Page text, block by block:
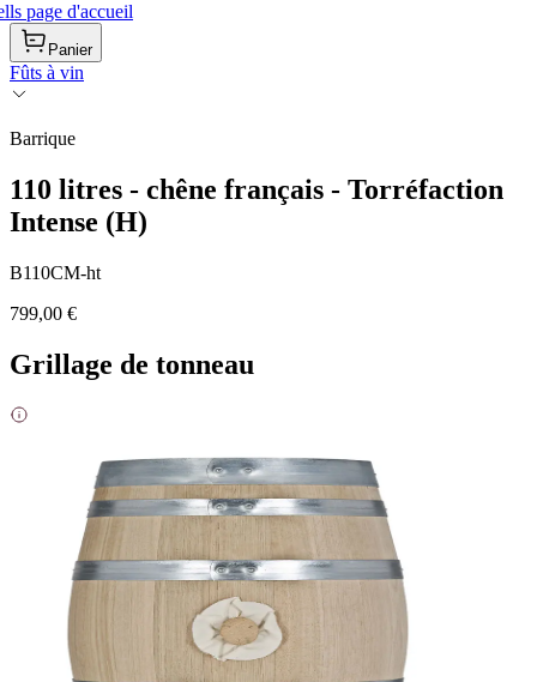
page d'accueil
Panier
Fûts à vin
Barrique
110 litres - chêne français - Torréfaction
Intense (H)
B110CM-ht
799,00 €
Grillage de tonneau